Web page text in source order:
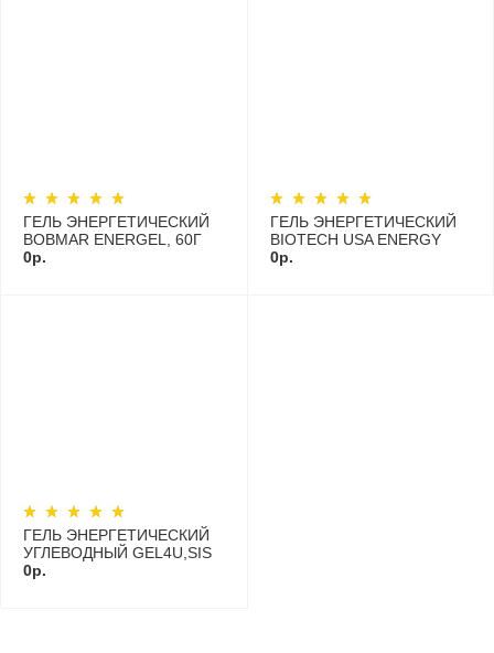
ГЕЛЬ ЭНЕРГЕТИЧЕСКИЙ
BOBMAR ENERGEL, 60Г
0р.
ГЕЛЬ ЭНЕРГЕТИЧЕСКИЙ
BIOTECH USA ENERGY
GEL 60Г.
0р.
ГЕЛЬ ЭНЕРГЕТИЧЕСКИЙ
УГЛЕВОДНЫЙ GEL4U,SIS
60МЛ
0р.